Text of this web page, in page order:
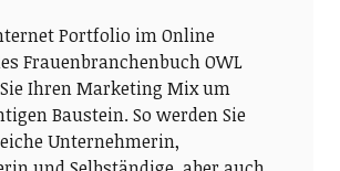
Portfolio im Online
Frauenbranchenbuch OWL
Ihren Marketing Mix um
Baustein. So werden Sie
Unternehmerin,